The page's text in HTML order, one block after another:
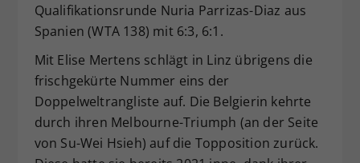
Qualifikationsrunde Nuria Parrizas-Diaz aus
Spanien (WTA 138) mit 6:3, 6:1.
Mit Elise Mertens schlägt in Linz übrigens die
frischgekürte Nummer eins der
Doppelweltrangliste auf. Die Belgierin kehrte
durch ihren Melbourne-Triumph (an der Seite
von Su-Wei Hsieh) auf die Topposition zurück.